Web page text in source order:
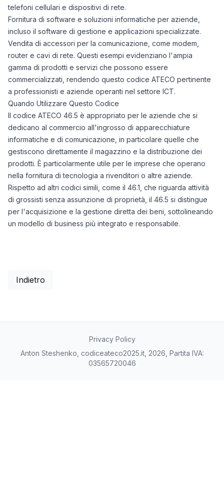
telefoni cellulari e dispositivi di rete.
Fornitura di software e soluzioni informatiche per aziende,
incluso il software di gestione e applicazioni specializzate.
Vendita di accessori per la comunicazione, come modem,
router e cavi di rete. Questi esempi evidenziano l'ampia
gamma di prodotti e servizi che possono essere
commercializzati, rendendo questo codice ATECO pertinente
a professionisti e aziende operanti nel settore ICT.
Quando Utilizzare Questo Codice
Il codice ATECO 46.5 è appropriato per le aziende che si
dedicano al commercio all'ingrosso di apparecchiature
informatiche e di comunicazione, in particolare quelle che
gestiscono direttamente il magazzino e la distribuzione dei
prodotti. È particolarmente utile per le imprese che operano
nella fornitura di tecnologia a rivenditori o altre aziende.
Rispetto ad altri codici simili, come il 46.1, che riguarda attività
di grossisti senza assunzione di proprietà, il 46.5 si distingue
per l'acquisizione e la gestione diretta dei beni, sottolineando
un modello di business più integrato e responsabile.
Indietro
Privacy Policy
Anton Steshenko, codiceateco2025.it, 2026, Partita IVA:
03565720046